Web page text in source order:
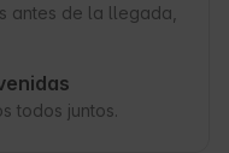
antes de la llegada,
todos juntos.